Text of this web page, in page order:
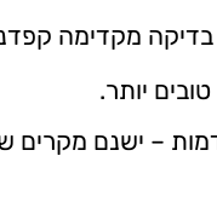
בדיקה מקדימה
יותר.
– ישנם מקרים